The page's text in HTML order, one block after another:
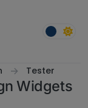
Tester
Widgets